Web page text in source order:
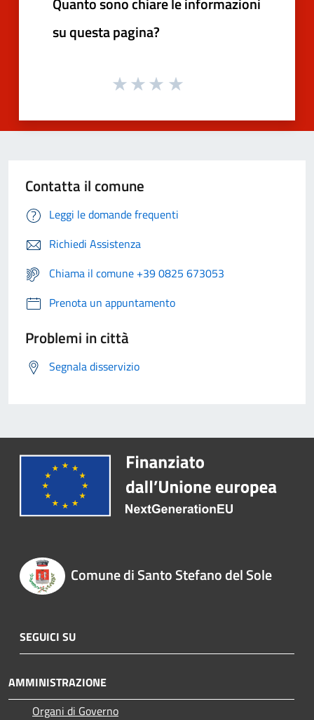
su questa pagina?
Contatta il comune
Leggi le domande frequenti
Richiedi Assistenza
Chiama il comune +39 0825 673053
Prenota un appuntamento
Problemi in città
Segnala disservizio
Comune di Santo Stefano del Sole
SEGUICI SU
AMMINISTRAZIONE
Organi di Governo